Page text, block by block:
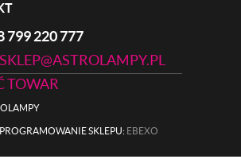
799 220 777
SKLEP@ASTROLAMPY.PL
TOWAR
SKLEPU: EBEXO